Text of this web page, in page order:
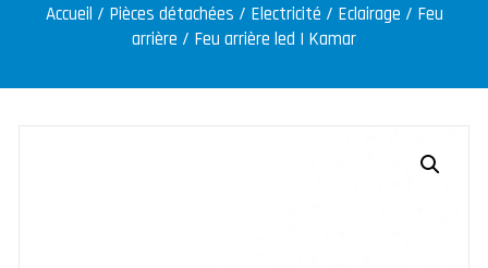
Accueil / Pièces détachées / Electricité / Eclairage / Feu
arrière / Feu arrière led | Kamar